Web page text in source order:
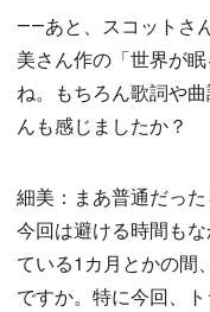
――あと、スコットさ
美さん作の「世界が
ね。もちろん歌詞や
んも感じましたか？
細美：まあ普通だっ
今回は避ける時間も
ている1カ月とかの間
ですか。特に今回、